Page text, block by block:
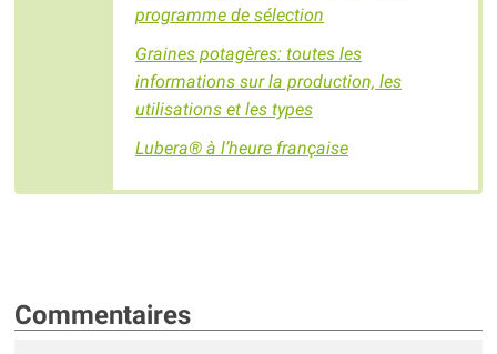
programme de sélection
Graines potagères: toutes les
informations sur la production, les
utilisations et les types
Lubera® à l’heure française
Commentaires